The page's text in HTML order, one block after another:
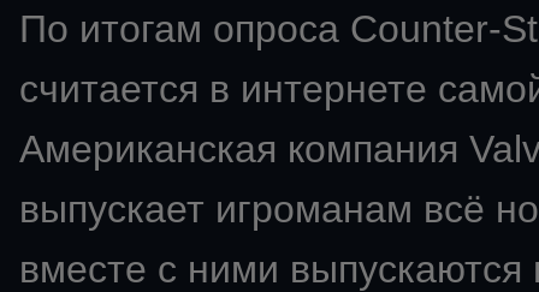
По итогам опроса Counter-
считается в интернете
Американская компания
выпускает игроманам всё
вместе с ними